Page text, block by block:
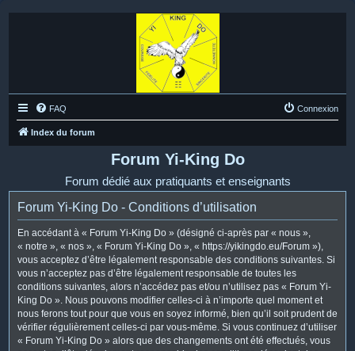
FAQ Connexion
Index du forum
Forum Yi-King Do
Forum dédié aux pratiquants et enseignants
Forum Yi-King Do - Conditions d’utilisation
En accédant à « Forum Yi-King Do » (désigné ci-après par « nous »,
« notre », « nos », « Forum Yi-King Do », « https://yikingdo.eu/Forum »),
vous acceptez d’être légalement responsable des conditions suivantes. Si
vous n’acceptez pas d’être légalement responsable de toutes les
conditions suivantes, alors n’accédez pas et/ou n’utilisez pas « Forum Yi-
King Do ». Nous pouvons modifier celles-ci à n’importe quel moment et
nous ferons tout pour que vous en soyez informé, bien qu’il soit prudent de
vérifier régulièrement celles-ci par vous-même. Si vous continuez d’utiliser
« Forum Yi-King Do » alors que des changements ont été effectués, vous